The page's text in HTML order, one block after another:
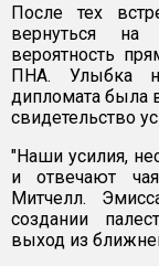
После тех
вернуться
вероятность
ПНА. Улыбка
дипломата была
свидетельство
"Наши усилия,
и отвечают
Митчелл.
создании
выход из